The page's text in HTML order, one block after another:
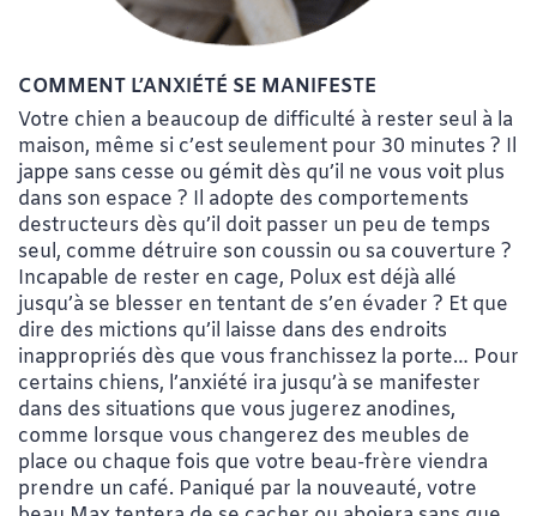
COMMENT L’ANXIÉTÉ SE MANIFESTE
Votre chien a beaucoup de difficulté à rester seul à la
maison, même si c’est seulement pour 30 minutes ? Il
jappe sans cesse ou gémit dès qu’il ne vous voit plus
dans son espace ? Il adopte des comportements
destructeurs dès qu’il doit passer un peu de temps
seul, comme détruire son coussin ou sa couverture ?
Incapable de rester en cage, Polux est déjà allé
jusqu’à se blesser en tentant de s’en évader ? Et que
dire des mictions qu’il laisse dans des endroits
inappropriés dès que vous franchissez la porte… Pour
certains chiens, l’anxiété ira jusqu’à se manifester
dans des situations que vous jugerez anodines,
comme lorsque vous changerez des meubles de
place ou chaque fois que votre beau-frère viendra
prendre un café. Paniqué par la nouveauté, votre